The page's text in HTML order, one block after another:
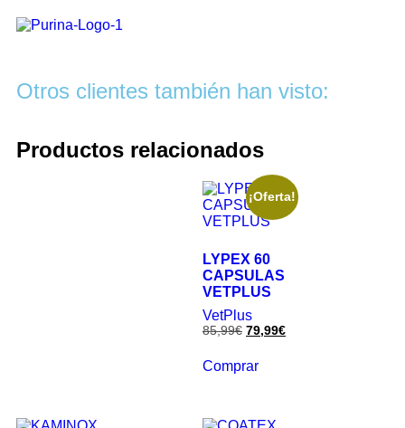
Otros clientes también han visto:
Productos relacionados
¡Oferta!
LYPEX 60
CAPSULAS
VETPLUS
VetPlus
85,99€ 79,99€
Comprar